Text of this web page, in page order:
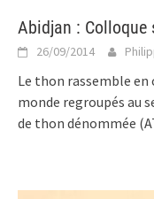
Abidjan : Colloque
26/09/2014
Le thon rassemble en
monde regroupés au
de thon dénommée